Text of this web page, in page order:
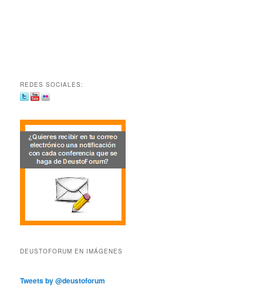
REDES SOCIALES:
DEUSTOFORUM EN IMÁGENES
Tweets by @deustoforum